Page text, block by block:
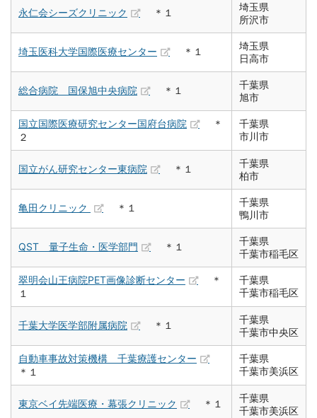
永仁会シーズクリニック ＊１
埼玉県
所沢市
埼玉医科大学国際医療センター ＊１
埼玉県
日高市
総合病院 国保旭中央病院 ＊１
千葉県
旭市
国立国際医療研究センター国府台病院
＊
２
千葉県
市川市
国立がん研究センター東病院 ＊１
千葉県
柏市
亀田クリニック ＊１
千葉県
鴨川市
QST 量子生命・医学部門 ＊１
千葉県
千葉市稲毛区
翠明会山王病院PET画像診断センター
＊
１
千葉県
千葉市稲毛区
千葉大学医学部附属病院 ＊１
千葉県
千葉市中央区
自動車事故対策機構 千葉療護センター
＊１
千葉県
千葉市美浜区
東京ベイ先端医療・幕張クリニック ＊１
千葉県
千葉市美浜区